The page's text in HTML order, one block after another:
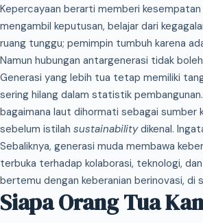
Kepercayaan berarti memberi
mengambil keputusan, belajar dari
ruang tunggu; pemimpin tumbuh karena
Namun hubungan antargenerasi tidak
Generasi yang lebih tua tetap memiliki
sering hilang dalam statistik
bagaimana laut dihormati sebagai sumber
sebelum istilah sustainabilitydikenal.
Sebaliknya, generasi muda membawa
terbuka terhadap kolaborasi, teknologi,
bertemu dengan keberanian berinovasi, di
Siapa Orang Tua